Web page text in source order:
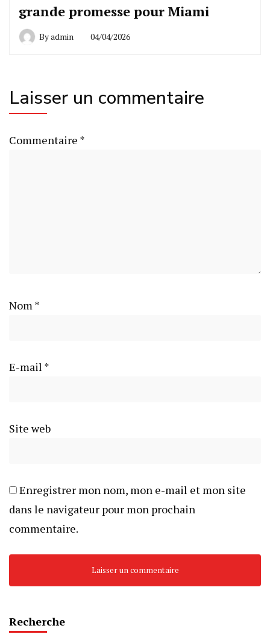
grande promesse pour Miami
Byadmin 04/04/2026
Laisser un commentaire
Commentaire *
Nom *
E-mail *
Site web
Enregistrer mon nom, mon e-mail et mon site
dans le navigateur pour mon prochain
commentaire.
Recherche